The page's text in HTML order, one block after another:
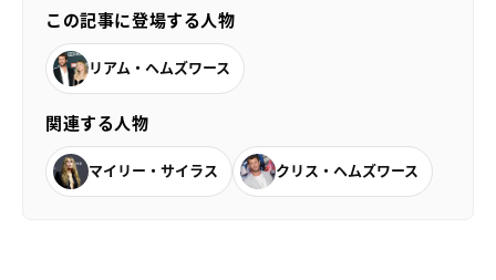
この記事に登場する人物
リアム・ヘムズワース
関連する人物
マイリー・サイラス クリス・ヘムズワース